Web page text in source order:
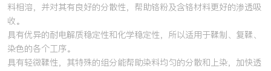
料相溶，并对其有良好的分散性，帮助铬粉及含铬材料更好的渗透吸
收。
具有优异的耐电解质稳定性和化学稳定性，所以适用于鞣制、复鞣、
染色的各个工序。
具有轻微鞣性，其特殊的组分能帮助染料均匀的分散和上染，加快透